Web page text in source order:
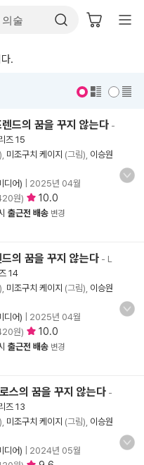
.
드의 꿈을 꾸지 않는다 -
즈 15
미조구치 케이지 (그림), 이승원
디어)
2025년 04월
원) 10.0
출근전 배송 변경
의 꿈을 꾸지 않는다 - L
14
미조구치 케이지 (그림), 이승원
디어)
2025년 04월
원) 10.0
출근전 배송 변경
스의 꿈을 꾸지 않는다 -
즈 13
미조구치 케이지 (그림), 이승원
디어)
2024년 05월